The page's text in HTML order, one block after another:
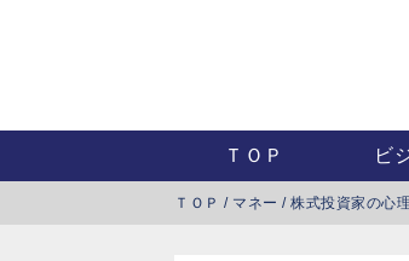
ＴＯＰ ビ
ＴＯＰ / マネー / 株式投資家の心